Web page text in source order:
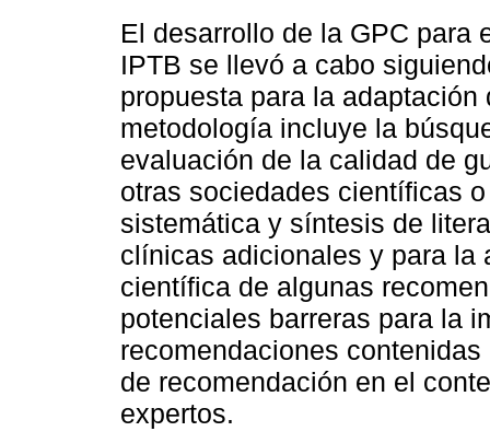
El desarrollo de la GPC para
IPTB se llevó a cabo
propuesta para la
metodología incluye la
evaluación de la calidad de
otras sociedades científicas
sistemática y síntesis de
clínicas adicionales y para la
científica de algunas
potenciales barreras para la
recomendaciones
de recomendación en el
expertos.